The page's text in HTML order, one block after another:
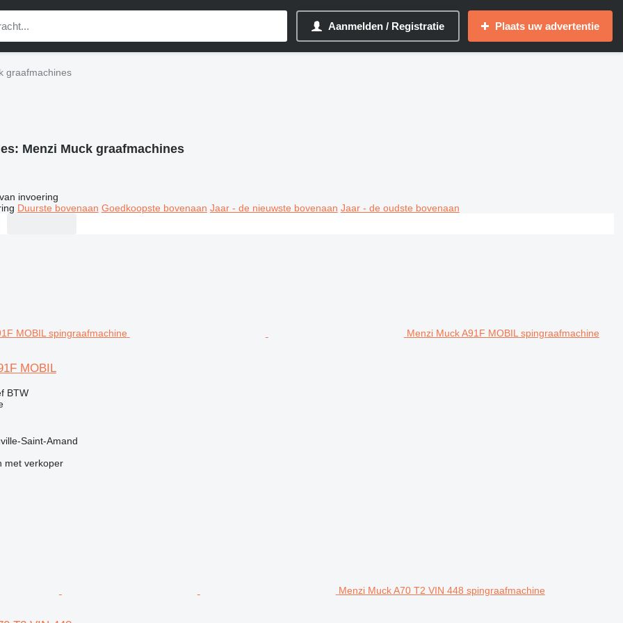
Aanmelden / Registratie Plaats uw advertentie
graafmachines
Menzi Muck graafmachines
invoering
Duurste bovenaan Goedkoopste bovenaan Jaar - de nieuwste bovenaan Jaar - de oudste bovenaan
Menzi Muck A91F MOBIL spingraafmachine
MOBIL
BTW
Saint-Amand
met verkoper
Menzi Muck A70 T2 VIN 448 spingraafmachine